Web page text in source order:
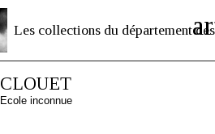
Les collections du département des
CLOUET
Ecole inconnue